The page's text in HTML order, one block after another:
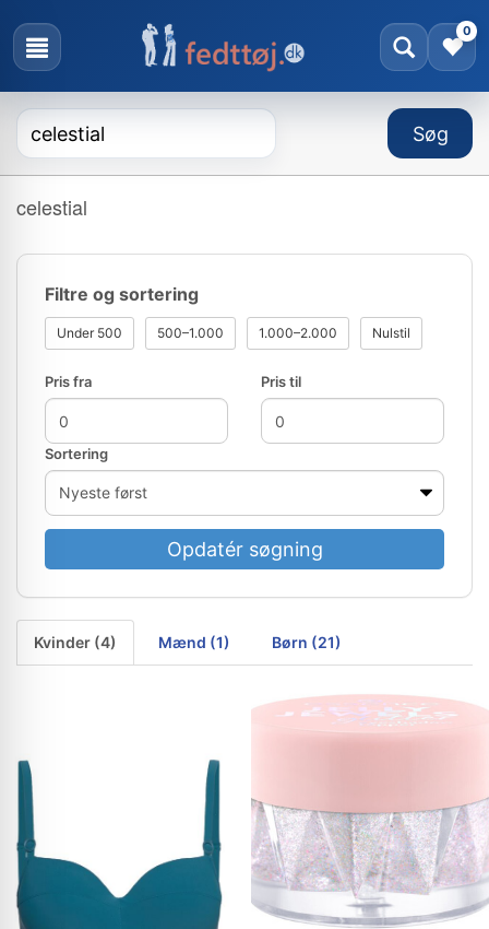
0
celestial
Filtre og sortering
Under 500 500–1.000 1.000–2.000 Nulstil
Pris fra Pris til
Sortering
Opdatér søgning
Kvinder (4) Mænd (1) Børn (21)